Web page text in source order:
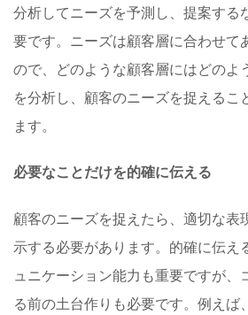
分析してニーズを予測し、提案する
要です。ニーズは顧客層に合わせて
ので、どのような顧客層にはどのよ
を分析し、顧客のニーズを捉えるこ
ます。
必要なことだけを的確に伝える
顧客のニーズを捉えたら、適切な表
示する必要があります。的確に伝え
ュニケーション能力も重要ですが、
る前の土台作りも必要です。例えば